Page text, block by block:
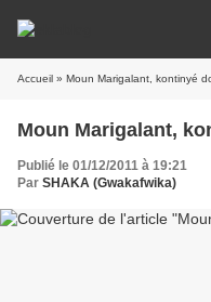
Accueil » Moun Marigalant, kontinyé
Moun Marigalant,
Publié le 01/12/2011 à 19:21
Par SHAKA (Gwakafwika)